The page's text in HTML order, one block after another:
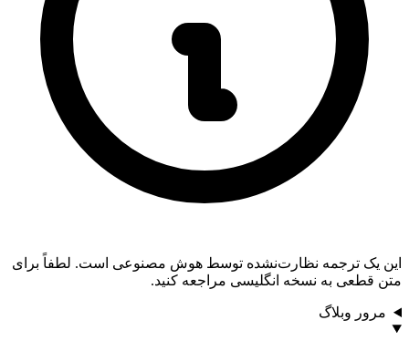
این یک ترجمه نظارت‌نشده توسط هوش مصنوعی است. لطفاً برای
متن قطعی به نسخه انگلیسی مراجعه کنید.
مرور وبلاگ